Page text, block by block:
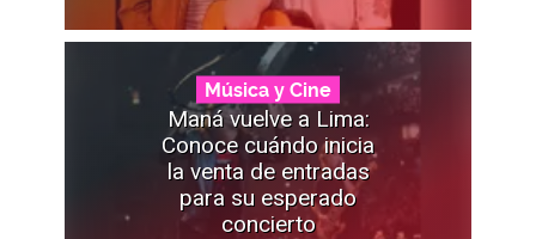
Música y Cine
Maná vuelve a Lima:
Conoce cuándo inicia
la venta de entradas
para su esperado
concierto